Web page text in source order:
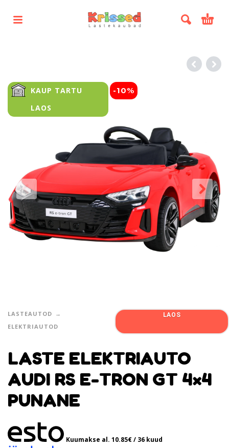
KAUP TARTU
LAOS
-10%
LASTEAUTOD
ELEKTRIAUTOD
LAOS
LASTE ELEKTRIAUTO
AUDI RS E-TRON GT 4×4
PUNANE
Kuumakse al. 10.85€/ 36 kuud